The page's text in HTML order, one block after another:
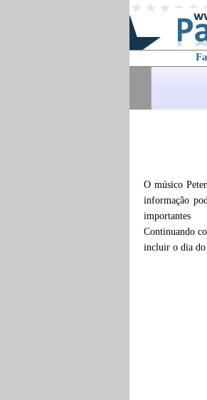
O músico
informação
importantes
Continuando
incluir o dia do